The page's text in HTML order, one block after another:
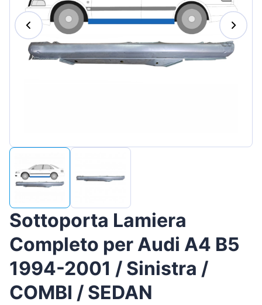
Magyar
Lietuvių
Hrvatski
Português
Sottoporta Lamiera
Completo per Audi A4 B5
1994-2001 / Sinistra /
COMBI / SEDAN